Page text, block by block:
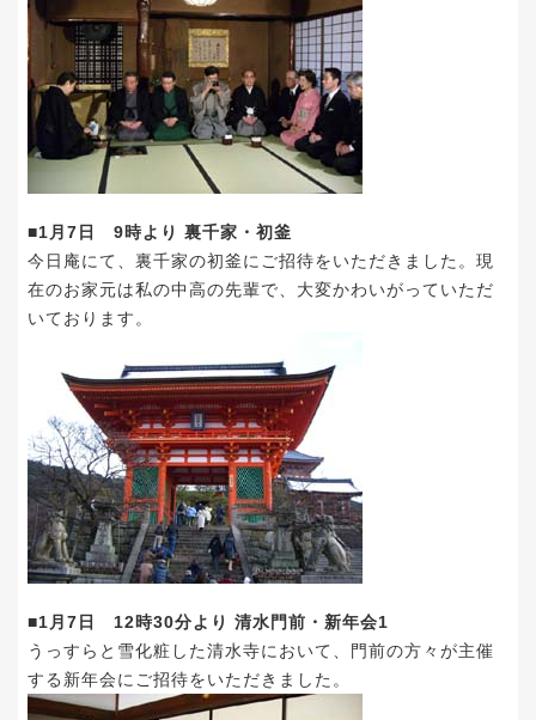
■1月7日 9時より 裏千家・初釜
今日庵にて、裏千家の初釜にご招待をいただきました。現
在のお家元は私の中高の先輩で、大変かわいがっていただ
いております。
■1月7日 12時30分より 清水門前・新年会1
うっすらと雪化粧した清水寺において、門前の方々が主催
する新年会にご招待をいただきました。